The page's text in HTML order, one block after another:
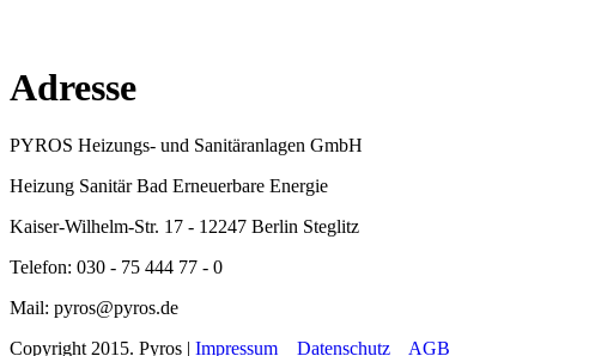
Adresse
PYROS Heizungs- und Sanitäranlagen GmbH
Heizung Sanitär Bad Erneuerbare Energie
Kaiser-Wilhelm-Str. 17 - 12247 Berlin Steglitz
Telefon: 030 - 75 444 77 - 0
Mail: pyros@pyros.de
Copyright 2015. Pyros | Impressum Datenschutz AGB